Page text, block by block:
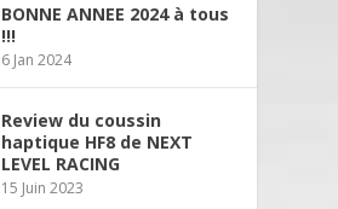
BONNE ANNEE 2024 à tous
!!!
6 Jan 2024
Review du coussin
haptique HF8 de NEXT
LEVEL RACING
15 Juin 2023